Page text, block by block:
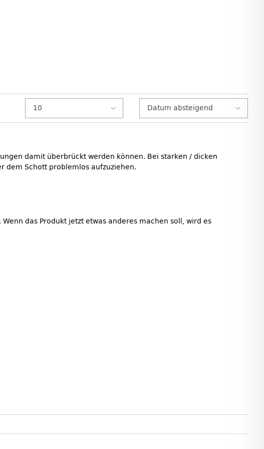
damit überbrückt werden können. Bei starken / dicken
dem Schott problemlos aufzuziehen.
das Produkt jetzt etwas anderes machen soll, wird es